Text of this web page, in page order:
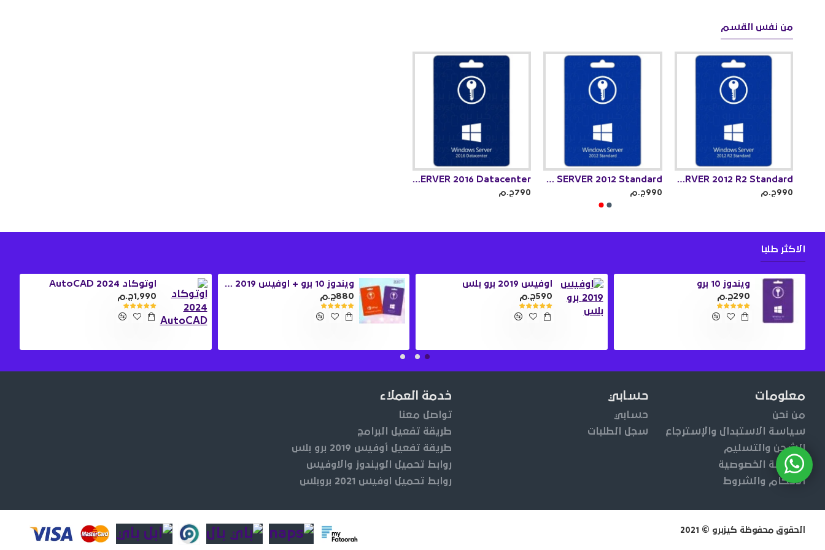
من نفس القسم
990ج.م 990ج.م 790ج.م
الاكثر طلبا
ويندوز 10 برو
290ج.م
اوفيس 2019 برو بلس
590ج.م
880ج.م
اوتوكاد 2024 AutoCAD
1,990ج.م
معلومات
من نحن
سياسة الاستبدال والإسترجاع
الشحن والتسليم
سياسة الخصوصية
الأحكام والشروط
حسابي
حسابي
سجل الطلبات
خدمة العملاء
تواصل معنا
طريقة تفعيل البرامج
طريقة تفعيل أوفيس 2019 برو بلس
روابط تحميل الويندوز والاوفيس
روابط تحميل اوفيس 2021 بروبلس
الحقوق محفوظة كيزبرو © 2021